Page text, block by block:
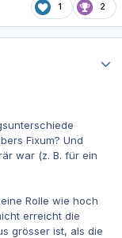
1 2
Fixum? Und
war (z. B. für ein
Rolle wie hoch
erreicht die
grösser ist, als die